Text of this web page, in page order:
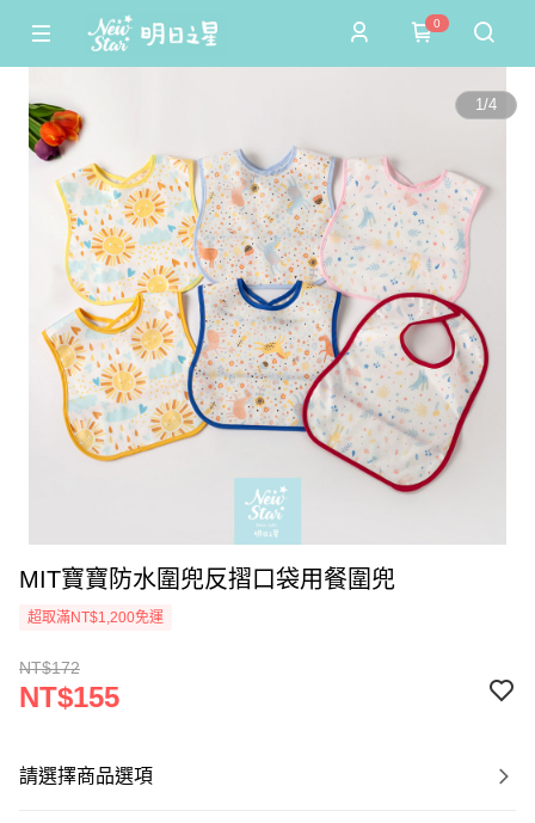
0
1/4
MIT寶寶防水圍兜反摺口袋用餐圍兜
超取滿NT$1,200免運
NT$172
NT$155
請選擇商品選項